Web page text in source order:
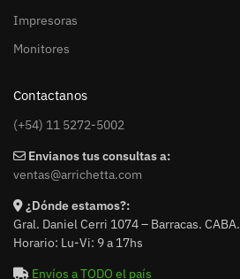
Impresoras
Monitores
Contactanos
(+54) 11 5272-5002
Envianos tus consultas a:
ventas@arrichetta.com
¿Dónde estamos?:
Gral. Daniel Cerri 1074 – Barracas. CABA.
Horario: Lu-Vi: 9 a 17hs
Envíos a TODO el país